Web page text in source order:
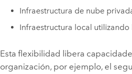
Infraestructura de nube
Infraestructura local
Esta flexibilidad libera
organización, por ejemplo, el